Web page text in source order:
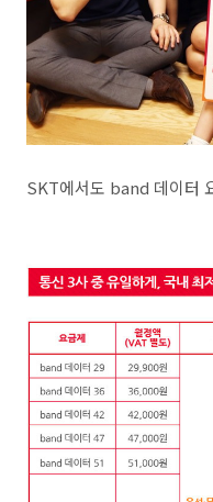
SKT에서도 band 데이터